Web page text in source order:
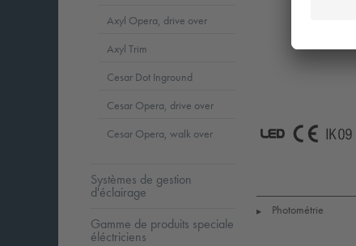
▶ Photométrie
Axyl Opera, drive over
Axyl Trim
Cesar Dot Inground
Cesar Opera, drive over
Cesar Opera, walk over
Systèmes de gestion
d'éclairage
Gamme de produits speciale
éléctriciens